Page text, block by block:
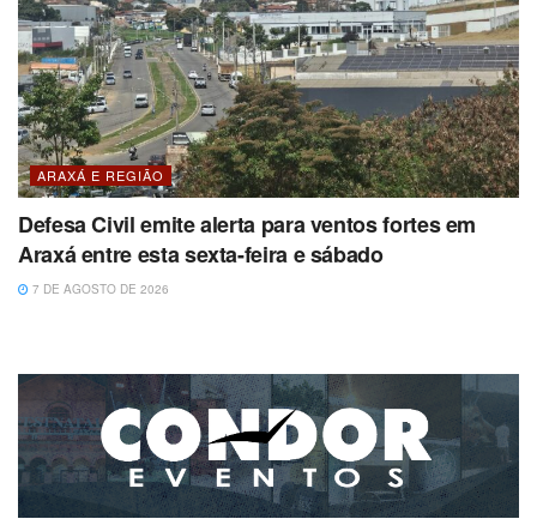
ARAXÁ E REGIÃO
Defesa Civil emite alerta para ventos fortes em
Araxá entre esta sexta-feira e sábado
7 DE AGOSTO DE 2026